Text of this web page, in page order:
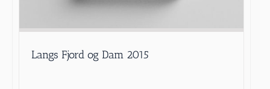
Langs Fjord og Dam 2015